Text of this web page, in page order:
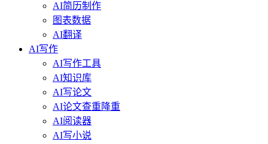
AI简历制作
图表数据
AI翻译
AI写作
AI写作工具
AI知识库
AI写论文
AI论文查重降重
AI阅读器
AI写小说